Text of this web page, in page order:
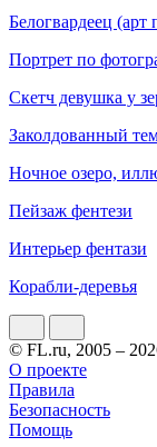
Белогвардеец
Портрет по
Скетч девушка у
Заколдованный
Ночное озеро,
Пейзаж фентези
Интерьер фентази
Корабли-деревья
© FL.ru, 2005 –
О проекте
Правила
Безопасность
Помощь